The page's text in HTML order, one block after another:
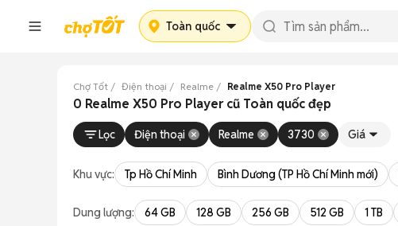
Toàn quốc
Chợ Tốt Điện thoại Realme Realme X50 Pro Player
0 Realme X50 Pro Player cũ Toàn quốc đẹp
Lọc Điện thoại Realme 3730 Giá
Khu vực: Tp Hồ Chí Minh Bình Dương (TP Hồ Chí Minh mới)
Dung lượng: 64 GB 128 GB 256 GB 512 GB 1 TB